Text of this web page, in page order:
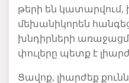
թերի են կատարվում,
մեխանիկորեն
խնդիրների
փուլերը պետք է
Ցավոք, լիարժեք